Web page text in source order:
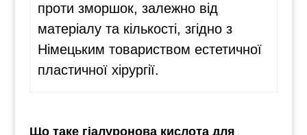
проти зморшок, залежно від
матеріалу та кількості, згідно з
Німецьким товариством естетичної
пластичної хірургії.
Що таке гіалуронова кислота для